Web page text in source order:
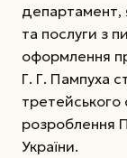
департамент,
та послуги з
оформлення
Г. Г. Пампуха
третейського
розроблення
України.